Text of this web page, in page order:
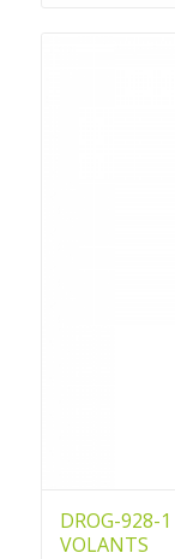
DROG-928-
VOLANTS